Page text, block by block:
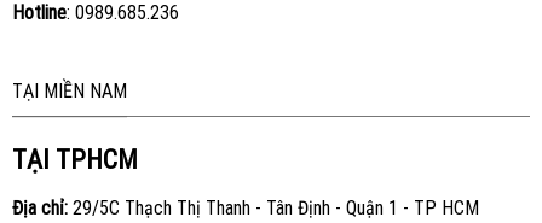
Hotline: 0989.685.236
TẠI MIỀN NAM
TẠI TPHCM
Địa chỉ:29/5C Thạch Thị Thanh - Tân Định - Quận 1 - TP HCM